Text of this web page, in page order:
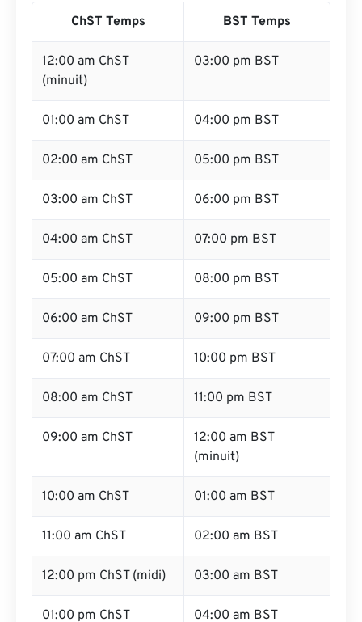
ChST Temps BST Temps
12:00 am ChST
(minuit)
03:00 pm BST
01:00 am ChST 04:00 pm BST
02:00 am ChST 05:00 pm BST
03:00 am ChST 06:00 pm BST
04:00 am ChST 07:00 pm BST
05:00 am ChST 08:00 pm BST
06:00 am ChST 09:00 pm BST
07:00 am ChST 10:00 pm BST
08:00 am ChST 11:00 pm BST
09:00 am ChST
12:00 am BST
(minuit)
10:00 am ChST 01:00 am BST
11:00 am ChST 02:00 am BST
12:00 pm ChST (midi) 03:00 am BST
01:00 pm ChST 04:00 am BST